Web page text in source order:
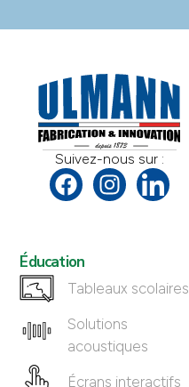
Suivez-nous sur :
Éducation
Tableaux scolaires
Solutions
acoustiques
Écrans interactifs